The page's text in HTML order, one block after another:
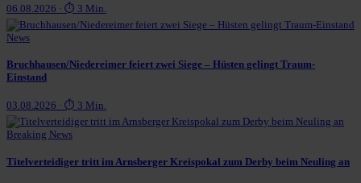
06.08.2026 · ⏱ 3 Min.
News
Bruchhausen/Niedereimer feiert zwei Siege – Hüsten gelingt Traum-
Einstand
03.08.2026 · ⏱ 3 Min.
Breaking News
Titelverteidiger tritt im Arnsberger Kreispokal zum Derby beim Neuling an